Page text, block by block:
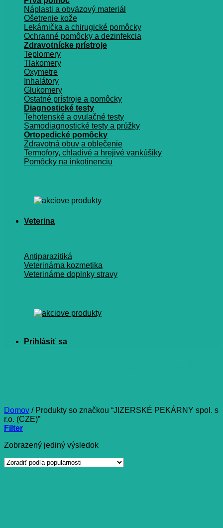
Náplasti a obväzový materiál
Ošetrenie kože
Lekárnička a chirugické pomôcky
Ochranné pomôcky a dezinfekcia
Zdravotnícke prístroje
Teplomery
Tlakomery
Oxymetre
Inhalátory
Glukomery
Ostatné prístroje a pomôcky
Diagnostické testy
Tehotenské a ovulačné testy
Samodiagnostické testy a prúžky
Ortopedické pomôcky
Zdravotná obuv a oblečenie
Termofory, chladivé a hrejivé vankúšiky
Pomôcky na inkotinenciu
Veterina
Antiparazitiká
Veterinárna kozmetika
Veterinárne doplnky stravy
Domov /Produkty so značkou “JIZERSKÉ PEKÁRNY spol. s
r.o. (CZE)”
Filter
Zobrazený jediný výsledok